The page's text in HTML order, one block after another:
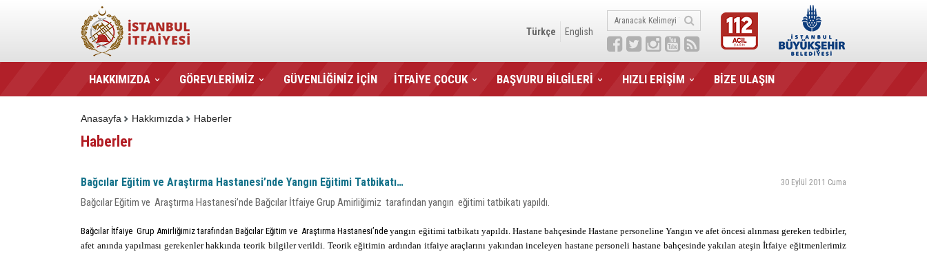
Türkçe English
HAKKIMIZDA GÖREVLERİMİZ GÜVENLİĞİNİZ İÇİN İTFAİYE ÇOCUK BAŞVURU BİLGİLERİ HIZLI ERİŞİM BİZE ULAŞIN
Haberler
Hakkımızda
Anasayfa
Haberler
Bağcılar Eğitim ve Araştırma Hastanesi’nde Yangın Eğitimi Tatbikatı… 30 Eylül 2011 Cuma
Bağcılar Eğitim ve Araştırma Hastanesi’nde Bağcılar İtfaiye Grup Amirliğimiz tarafından yangın eğitimi tatbikatı yapıldı.
Bağcılar İtfaiye Grup Amirliğimiz tarafından Bağcılar Eğitim ve Araştırma Hastanesi’ndeyangın eğitimi tatbikatı yapıldı. Hastane bahçesinde Hastane personeline Yangın ve afet öncesi alınması gereken tedbirler,
afet anında yapılması gerekenler hakkında teorik bilgiler verildi. Teorik eğitimin ardından itfaiye araçlarını yakından inceleyen hastane personeli hastane bahçesinde yakılan ateşin İtfaiye eğitmenlerimiz